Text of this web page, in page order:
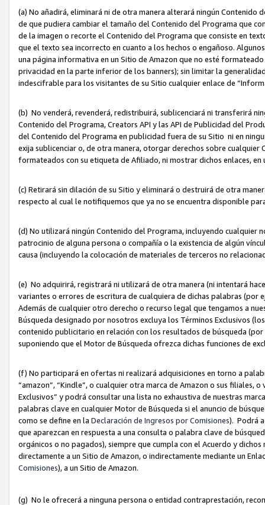
(a) No añadirá, eliminará ni de otra manera alterará ningún
de que pudiera cambiar el tamaño del Contenido del Programa que
de la imagen o recorte el Contenido del Programa que consiste en
que el texto sea incorrecto en cuanto a los hechos o engañoso.
una página informativa en un Sitio de Amazon que no esté
privacidad en la parte inferior de los banners); sin limitar la
indescifrable para los visitantes de su Sitio cualquier enlace de
(b) No venderá, revenderá, redistribuirá, sublicenciará ni transferirá
Contenido del Programa, Creators API y las API de Publicidad del
del Contenido del Programa en publicidad fuera de su Sitio ni en
exija sublicenciar o, de otra manera, otorgar derechos sobre
formateados con su etiqueta de Afiliado, ni mostrar dichos enlaces,
(c) Retirará sin dilación de su Sitio y eliminará o destruirá de otra
respecto al cual le notifiquemos que ya no se encuentra disponible
(d) No utilizará ningún Contenido del Programa, incluyendo cualquier
patrocinio de alguna persona o compañía o la existencia de algún
causa (incluyendo la colocación de materiales de terceros no
(e) No adquirirá, registrará ni utilizará de otra manera (ni intentará
variantes o errores de escritura de cualquiera de dichas palabras (por
Además de cualquier otro derecho o recurso legal que tengamos a
Búsqueda designado por nosotros excluya los Términos Exclusivos
contenido publicitario en relación con los resultados de búsqueda
suponiendo que el Motor de Búsqueda ofrezca dichas funciones de
(f) No participará en ofertas ni realizará adquisiciones en torno a
“amazon”, “Kindle”, o cualquier otra marca de Amazon o sus filiales,
Exclusivos” y podrá consultar una lista no exhaustiva de nuestras
palabras clave en cualquier Motor de Búsqueda si el anuncio de
como se define en la Declaración de Ingresos por Comisiones). Podrá
que aparezcan en respuesta a una consulta o palabra clave de
orgánicos o no pagados), siempre que cumpla con el Acuerdo y
directamente a un Sitio de Amazon, o indirectamente mediante un
Comisiones), a un Sitio de Amazon.
(g) No le ofrecerá a ninguna persona o entidad contraprestación,